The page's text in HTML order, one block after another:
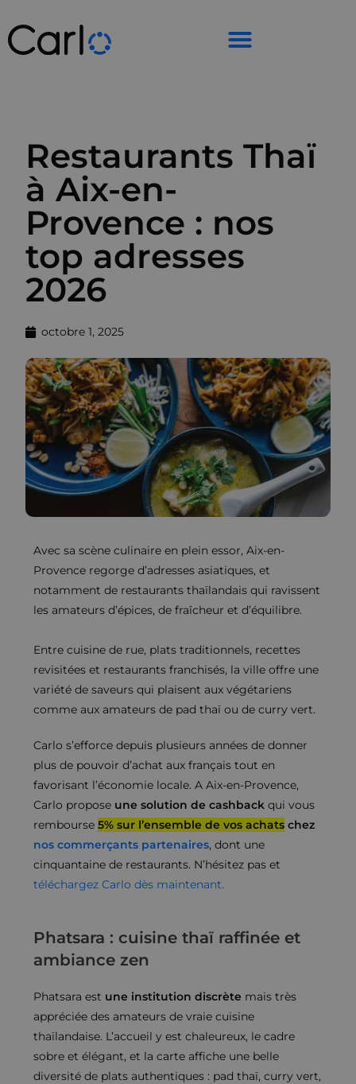
Restaurants Thaï
à Aix-en-
Provence : nos
top adresses
2026
octobre 1, 2025
Avec sa scène culinaire en plein essor, Aix-en-
Provence regorge d’adresses asiatiques, et
notamment de restaurants thaïlandais qui ravissent
les amateurs d’épices, de fraîcheur et d’équilibre.
Entre cuisine de rue, plats traditionnels, recettes
revisitées et restaurants franchisés, la ville offre une
variété de saveurs qui plaisent aux végétariens
comme aux amateurs de pad thaï ou de curry vert.
Carlo s’efforce depuis plusieurs années de donner
plus de pouvoir d’achat aux français tout en
favorisant l’économie locale. A Aix-en-Provence,
Carlo propose une solution de cashback qui vous
rembourse5% sur l’ensemble de vos achats chez
nos commerçants partenaires, dont une
cinquantaine de restaurants. N’hésitez pas et
téléchargez Carlo dès maintenant.
Phatsara : cuisine thaï raffinée et
ambiance zen
Phatsara est une institution discrète mais très
appréciée des amateurs de vraie cuisine
thaïlandaise. L’accueil y est chaleureux, le cadre
sobre et élégant, et la carte affiche une belle
diversité de plats authentiques : pad thaï, curry vert,